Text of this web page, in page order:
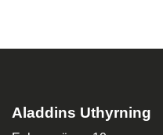
Aladdins Uthyrning